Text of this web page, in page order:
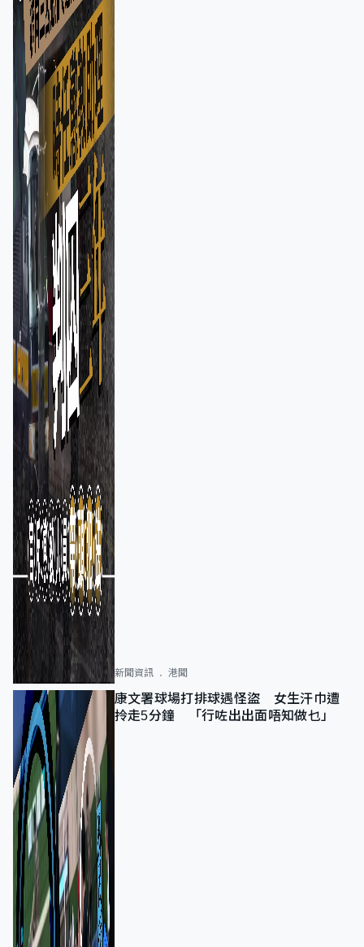
新聞資訊 港聞
康文署球場打排球遇怪盜 女生汗巾遭
拎走5分鐘 「行咗出出面唔知做乜」